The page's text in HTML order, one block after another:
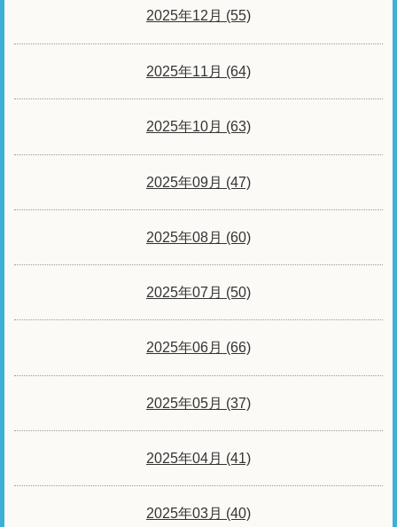
2025年12月 (55)
2025年11月 (64)
2025年10月 (63)
2025年09月 (47)
2025年08月 (60)
2025年07月 (50)
2025年06月 (66)
2025年05月 (37)
2025年04月 (41)
2025年03月 (40)